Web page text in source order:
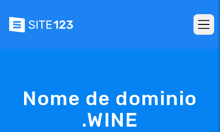
Nome de dominio
.WINE